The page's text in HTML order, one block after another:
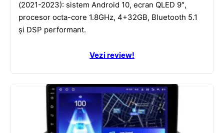
(2021-2023): sistem Android 10, ecran QLED 9″,
procesor octa-core 1.8GHz, 4+32GB, Bluetooth 5.1
și DSP performant.
Vezi review!